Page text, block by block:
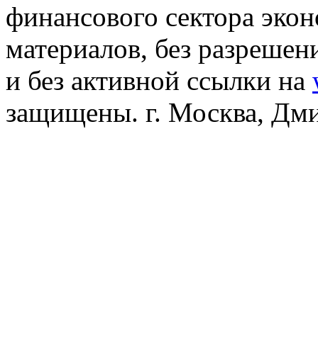
финансового сектора
материалов, без
и без активной ссылки на
защищены. г. Москва,